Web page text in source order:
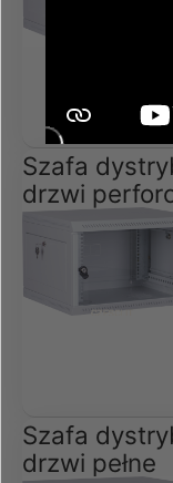
Szafa
drzwi
Szafa
drzwi pełne